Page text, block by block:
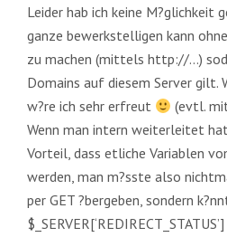
Leider hab ich keine M?glichkeit
ganze bewerkstelligen kann
zu machen (mittels http://…)
Domains auf diesem Server gilt.
w?re ich sehr erfreut
(evtl.
Wenn man intern weiterleitet
Vorteil, dass etliche Variablen
werden, man m?sste also
per GET ?bergeben, sondern